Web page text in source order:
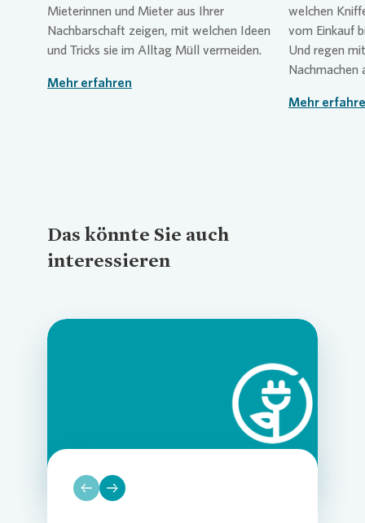
Mieterinnen und Mieter aus Ihrer
Nachbarschaft zeigen, mit welchen Ideen
und Tricks sie im Alltag Müll vermeiden.
Mehr erfahren
welchen
vom Einkauf
Und regen
Nachmachen
Mehr
Das könnte Sie auch
interessieren